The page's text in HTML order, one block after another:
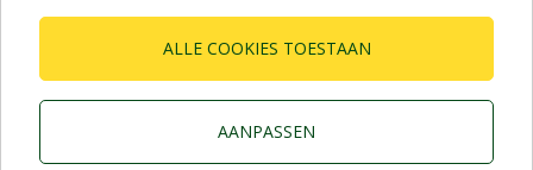
ALLE COOKIES TOESTAAN
AANPASSEN
Italy Tel. +39.049.5125000 Fax +39.049.5125950
P.I. 03675230282 - R.E.A. Padova N. 328200- Cap. Soc.